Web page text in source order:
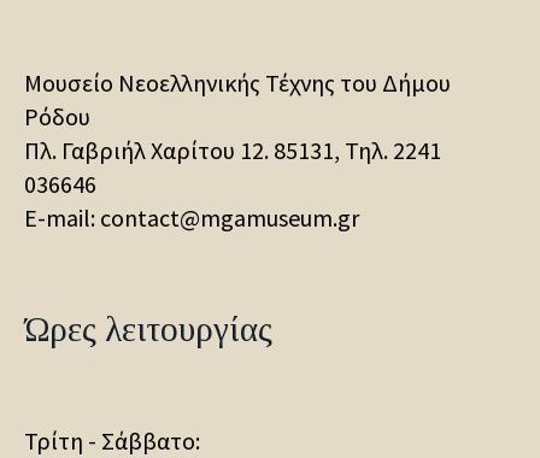
Μουσείο Νεοελληνικής Τέχνης του Δήμου
Ρόδου
Πλ. Γαβριήλ Χαρίτου 12. 85131, Τηλ. 2241
036646
E-mail: contact@mgamuseum.gr
Ώρες λειτουργίας
Τρίτη - Σάββατο: